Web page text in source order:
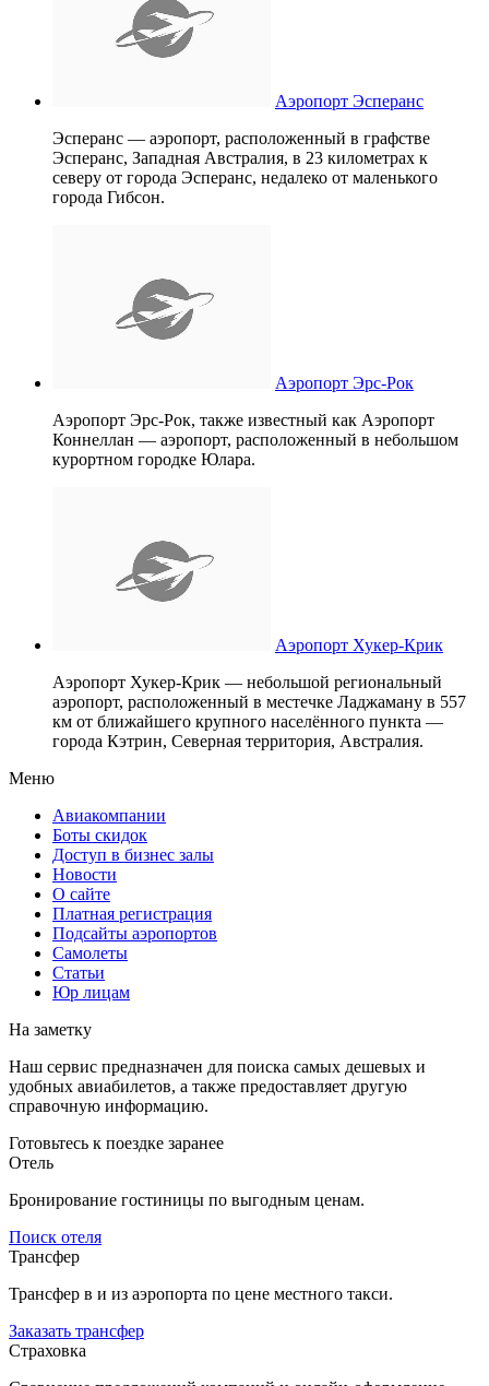
Аэропорт Эсперанс
Эсперанс — аэропорт, расположенный в графстве
Эсперанс, Западная Австралия, в 23 километрах к
северу от города Эсперанс, недалеко от маленького
города Гибсон.
Аэропорт Эрс-Рок
Аэропорт Эрс-Рок, также известный как Аэропорт
Коннеллан — аэропорт, расположенный в небольшом
курортном городке Юлара.
Аэропорт Хукер-Крик
Аэропорт Хукер-Крик — небольшой региональный
аэропорт, расположенный в местечке Ладжаману в 557
км от ближайшего крупного населённого пункта —
города Кэтрин, Северная территория, Австралия.
Меню
Авиакомпании
Боты скидок
Доступ в бизнес залы
Новости
О сайте
Платная регистрация
Подсайты аэропортов
Самолеты
Статьи
Юр лицам
На заметку
Наш сервис предназначен для поиска самых дешевых и
удобных авиабилетов, а также предоставляет другую
справочную информацию.
Готовьтесь к поездке заранее
Отель
Бронирование гостиницы по выгодным ценам.
Поиск отеля
Трансфер
Трансфер в и из аэропорта по цене местного такси.
Заказать трансфер
Страховка